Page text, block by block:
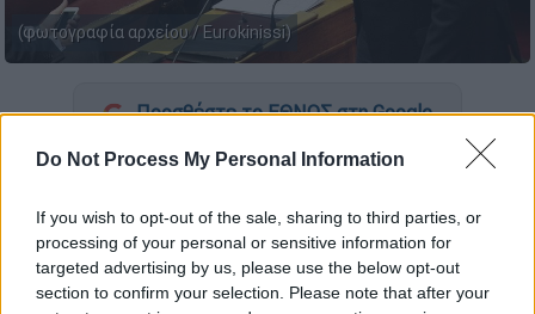
Do Not Process My Personal Information
If you wish to opt-out of the sale, sharing to third parties, or
processing of your personal or sensitive information for
targeted advertising by us, please use the below opt-out
section to confirm your selection. Please note that after your
(φωτογραφία αρχείου / Eurokinissi)
Προσθέστε το ΕΘΝΟΣ στη Google
Σοβαρό επεισόδιο έλαβε χώρα στο
καφενείο
τηςΒουλής ανάμεσα στον βουλευτή του
ΣΥΡΙΖΑ Παύλο Πολάκηκαι στον υπουργό
ΑνάπτυξηςΆδωνι Γεωργιάδη. Οι δύο
βουλευτές ήρθαν πρόσωπο με πρόσωπο και